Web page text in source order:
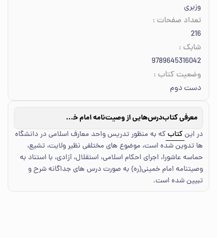
وزیری
تعداد صفحات :
216
شابک :
9789645316042
وضعیت کتاب :
دست دوم
معرفی کتاب درس‌هایی از وصیت‌نامه امام خمینی (قدس‌سره)
در اینکتابکه به منظور تدریس واحد معارف اسلامی در دانشگاه
ها تدوین شده است، موضوع های مختلفی نظیر ولایت، تشیع،
حماسه عاشورا، اجرای احکام اسلامی، استقلال، آزادی، با استناد به
وصیتنامه امام خمینی(ره) به صورت درس های جداگانه شرح و
تبیین شده است.